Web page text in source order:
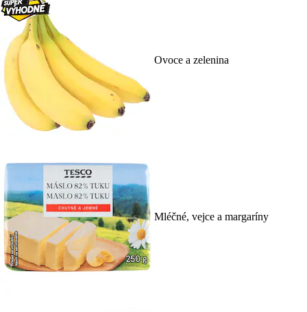
Ovoce a zelenina
Mléčné, vejce a margaríny